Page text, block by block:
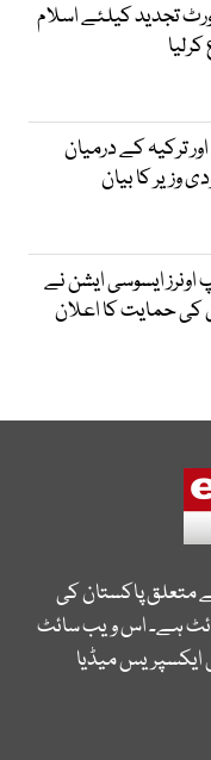
تجدید کیلئے اسلام
ترکیہ کے درمیان
وزیر کا بیان
ایسوسی ایشن نے
کی حمایت کا اعلان
متعلق پاکستان کی
ہے۔ اس ویب سائٹ
ایکسپریس میڈیا